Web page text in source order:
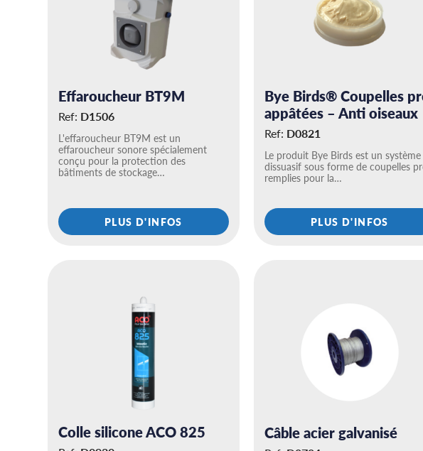
Effaroucheur BT9M
Ref: D1506
L'effaroucheur BT9M est un
effaroucheur sonore spécialement
conçu pour la protection des
bâtiments de stockage…
PLUS D'INFOS
Bye Birds® Coupelles
appâtées – Anti oiseaux
Ref: D0821
Le produit Bye Birds est un système
dissuasif sous forme de coupelles
remplies pour la…
PLUS D'INFOS
Colle silicone ACO 825 Câble acier galvanisé